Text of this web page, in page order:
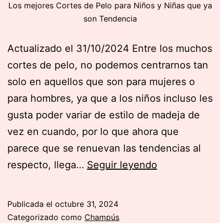
Los mejores Cortes de Pelo para Niños y Niñas que ya
son Tendencia
Actualizado el 31/10/2024 Entre los muchos
cortes de pelo, no podemos centrarnos tan
solo en aquellos que son para mujeres o
para hombres, ya que a los niños incluso les
gusta poder variar de estilo de madeja de
vez en cuando, por lo que ahora que
parece que se renuevan las tendencias al
respecto, llega… Seguir leyendo
Publicada el octubre 31, 2024
Categorizado como Champús